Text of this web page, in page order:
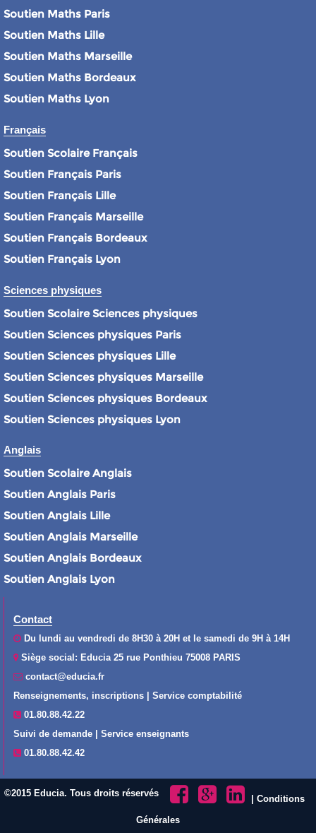
Soutien Maths Paris
Soutien Maths Lille
Soutien Maths Marseille
Soutien Maths Bordeaux
Soutien Maths Lyon
Français
Soutien Scolaire Français
Soutien Français Paris
Soutien Français Lille
Soutien Français Marseille
Soutien Français Bordeaux
Soutien Français Lyon
Sciences physiques
Soutien Scolaire Sciences physiques
Soutien Sciences physiques Paris
Soutien Sciences physiques Lille
Soutien Sciences physiques Marseille
Soutien Sciences physiques Bordeaux
Soutien Sciences physiques Lyon
Anglais
Soutien Scolaire Anglais
Soutien Anglais Paris
Soutien Anglais Lille
Soutien Anglais Marseille
Soutien Anglais Bordeaux
Soutien Anglais Lyon
Contact
Du lundi au vendredi de 8H30 à 20H et le samedi de 9H à 14H
Siège social: Educia 25 rue Ponthieu 75008 PARIS
contact@educia.fr
Renseignements, inscriptions | Service comptabilité
01.80.88.42.22
Suivi de demande | Service enseignants
01.80.88.42.42
©2015 Educia. Tous droits réservés
Conditions
Générales